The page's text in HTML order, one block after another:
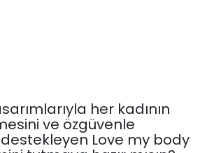
her kadının
ve özgüvenle
destekleyen Love my body